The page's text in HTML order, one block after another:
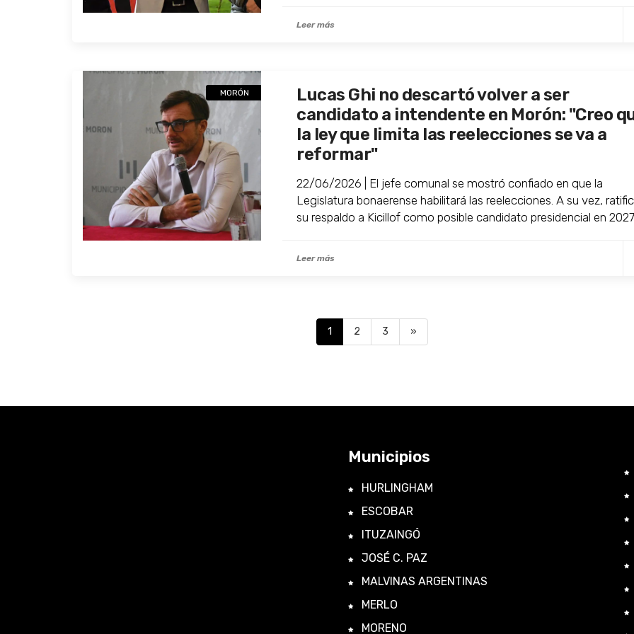
Leer más
MORÓN
Lucas Ghi no descartó volver a ser
candidato a intendente en Morón: "Creo
la ley que limita las reelecciones se va a
reformar"
22/06/2026 | El jefe comunal se mostró confiado en que la
Legislatura bonaerense habilitará las reelecciones. A su vez,
su respaldo a Kicillof como posible candidato presidencial en
Leer más
1 2 3 »
Municipios
HURLINGHAM
ESCOBAR
ITUZAINGÓ
JOSÉ C. PAZ
MALVINAS ARGENTINAS
MERLO
MORENO